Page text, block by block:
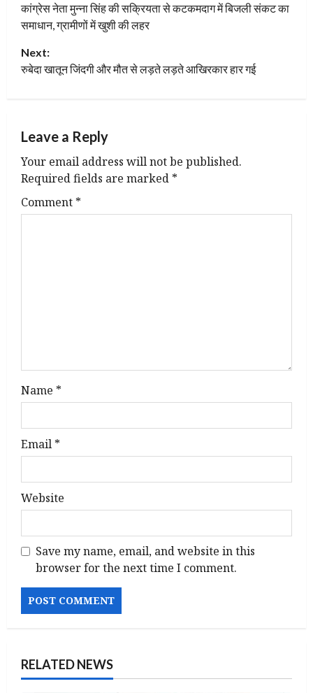
o
s
t
a
v
i
g
n
कांग्रेस नेता मुन्ना सिंह की सक्रियता से कटकमदाग में बिजली संकट का
समाधान, ग्रामीणों में खुशी की लहर
Next:
रुबेदा खातून जिंदगी और मौत से लड़ते लड़ते आखिरकार हार गई
Leave a Reply
Your email address will not be published.
Required fields are marked *
Comment *
Name *
Email *
Website
Save my name, email, and website in this
browser for the next time I comment.
RELATED NEWS